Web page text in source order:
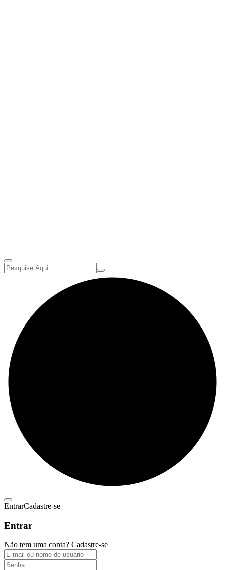
EntrarCadastre-se
Entrar
Não tem uma conta? Cadastre-se